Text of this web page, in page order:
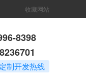
收藏网站
8398
制开发热线